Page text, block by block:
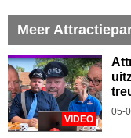
Meer
VIDEO
05-